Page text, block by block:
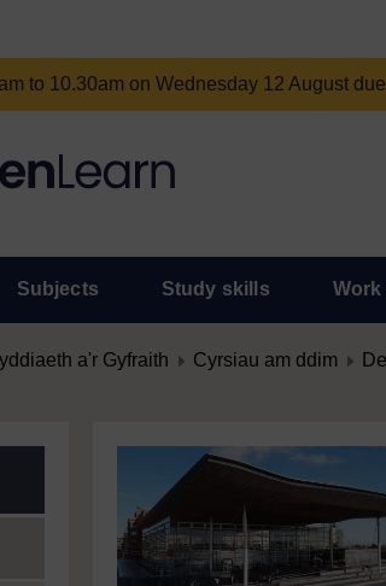
to 10.30am on Wednesday 12 August
Subjects Study skills Work
a'r Gyfraith Cyrsiau am ddim